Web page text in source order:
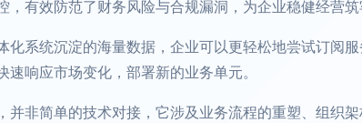
有效防范了财务风险与合规漏洞，为企业稳健经营
系统沉淀的海量数据，企业可以更轻松地尝试订阅
响应市场变化，部署新的业务单元。
非简单的技术对接，它涉及业务流程的重塑、组织